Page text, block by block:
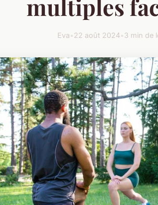
multiples
Eva•22 août 2024•3 min de